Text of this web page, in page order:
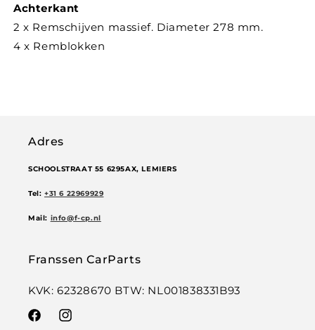
Achterkant
2 x Remschijven massief. Diameter 278 mm.
4 x Remblokken
Adres
SCHOOLSTRAAT 55 6295AX, LEMIERS
Tel: +31 6 22969929
Mail: info@f-cp.nl
Franssen CarParts
KVK: 62328670 BTW: NL001838331B93
FacebookInstagram